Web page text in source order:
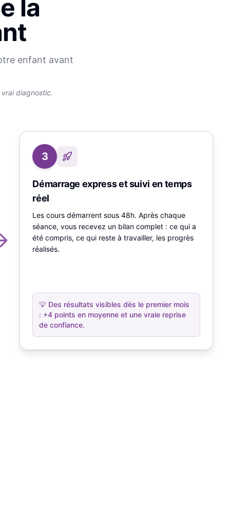
la
enfant avant
diagnostic.
3
Démarrage express et suivi en temps
réel
Les cours démarrent sous 48h. Après chaque
séance, vous recevez un bilan complet : ce qui a
été compris, ce qui reste à travailler, les progrès
réalisés.
💡 Des résultats visibles dès le premier mois
: +4 points en moyenne et une vraie reprise
de confiance.